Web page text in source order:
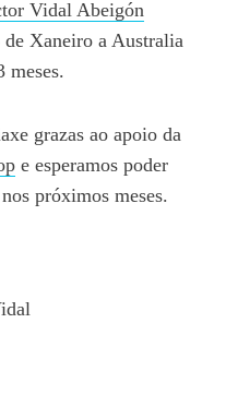
Vidal Abeigón
Xaneiro a Australia
meses.
grazas ao apoio da
e esperamos poder
próximos meses.